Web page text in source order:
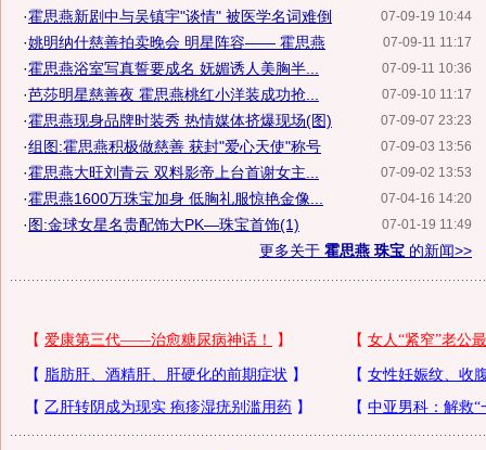
07-09-19 10:44
·霍思燕新剧中与吴镇宇"谈情" 被医学名词难倒
07-09-11 11:17
·姚明纳什慈善拍卖晚会 明星阵容—— 霍思燕
07-09-11 10:36
·霍思燕浴室写真誓要成名 妩媚诱人美胸半...
07-09-10 11:17
·芭莎明星慈善夜 霍思燕桃红小洋装成功抢...
07-09-07 23:23
·霍思燕现身品牌时装秀 热情媒体挤爆现场(图)
07-09-03 13:56
·组图:霍思燕积极做慈善 获封"爱心天使"称号
07-09-02 13:53
·霍思燕大旺刘青云 双料影帝上台首谢女主...
07-04-16 14:20
·霍思燕1600万珠宝加身 低胸礼服惊艳金像...
07-01-19 11:49
·图:金球女星名贵配饰大PK—珠宝首饰(1)
更多关于 霍思燕 珠宝 的新闻>>